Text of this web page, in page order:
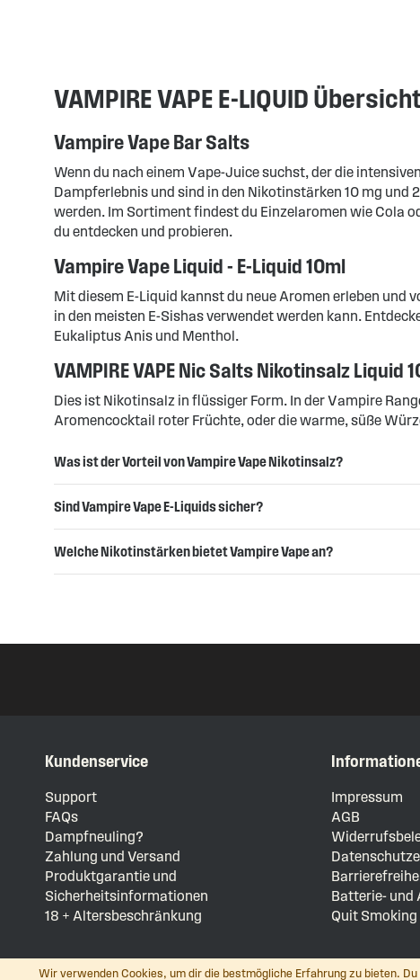
Wir verwenden Cookies, um dir die bestmögliche Erfahrung zu bieten.
VAMPIRE VAPE E-LIQUID Übersicht
Vampire Vape Bar Salts
Wenn du nach einem Vape-Juice suchst, der die
Dampferlebnis und sind in den Nikotinstärken 10 mg
werden. Im Sortiment findest du Einzelaromen wie Cola
du entdecken und probieren.
Vampire Vape Liquid - E-Liquid 10ml
Mit diesem E-Liquid kannst du neue Aromen erleben
in den meisten E-Sishas verwendet werden kann.
Eukaliptus Anis und Menthol.
VAMPIRE VAPE Nic Salts Nikotinsalz Liquid
Dies ist Nikotinsalz in flüssiger Form. In der Vampire
Aromencocktail roter Früchte, oder die warme, süße
Was ist der Vorteil von Vampire Vape Nikotinsalz?
Sind Vampire Vape E-Liquids sicher?
Welche Nikotinstärken bietet Vampire Vape an?
Kundenservice
Support
FAQs
Dampfneuling?
Zahlung und Versand
Produktgarantie und
Sicherheitsinformationen
18 + Altersbeschränkung
Impressum
AGB
Batterie- und
Quit